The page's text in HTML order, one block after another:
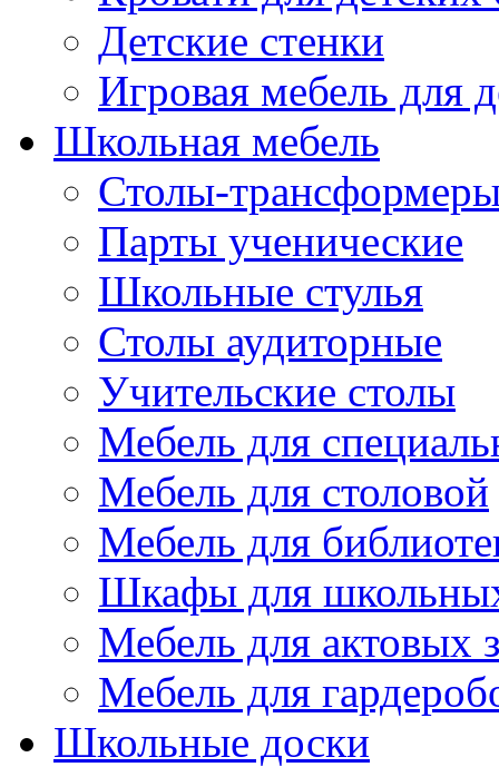
Детские стенки
Игровая мебель для
Школьная мебель
Столы-
Парты ученические
Школьные стулья
Столы аудиторные
Учительские столы
Мебель для
Мебель для столовой
Мебель для
Шкафы для
Мебель для актовых
Мебель для
Школьные доски